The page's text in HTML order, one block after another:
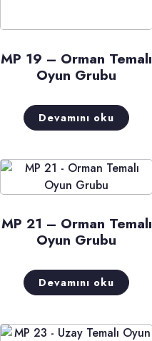
MP 19 – Orman Temalı
Oyun Grubu
Devamını oku
MP 21 – Orman Temalı
Oyun Grubu
Devamını oku